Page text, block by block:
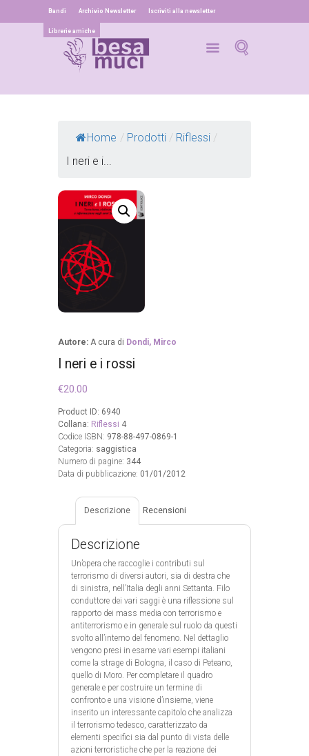
Bandi Archivio Newsletter Iscriviti alla newsletter
Librerie amiche
Home / Prodotti / Riflessi /
I neri e i...
Autore: A cura di Dondi, Mirco
I neri e i rossi
€20.00
Product ID: 6940
Collana: Riflessi 4
Codice ISBN: 978-88-497-0869-1
Categoria: saggistica
Numero di pagine: 344
Data di pubblicazione: 01/01/2012
Descrizione Recensioni
Descrizione
Un’opera che raccoglie i contributi sul
terrorismo di diversi autori, sia di destra che
di sinistra, nell’Italia degli anni Settanta. Filo
conduttore dei vari saggi è una riflessione sul
rapporto dei mass media con terrorismo e
antiterrorismo e in generale sul ruolo da questi
svolto all’interno del fenomeno. Nel dettaglio
vengono presi in esame vari esempi italiani
come la strage di Bologna, il caso di Peteano,
quello di Moro. Per completare il quadro
generale e per costruire un termine di
confronto e una visione d’insieme, viene
inserito un interessante capitolo che analizza
il terrorismo tedesco, caratterizzato da
elementi specifici sia dal punto di vista delle
azioni terroristiche che per la reazione dei